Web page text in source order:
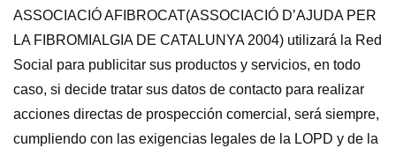
ASSOCIACIÓ AFIBROCAT(ASSOCIACIÓ D’AJUDA PER
LA FIBROMIALGIA DE CATALUNYA 2004) utilizará la Red
Social para publicitar sus productos y servicios, en todo
caso, si decide tratar sus datos de contacto para realizar
acciones directas de prospección comercial, será siempre,
cumpliendo con las exigencias legales de la LOPD y de la